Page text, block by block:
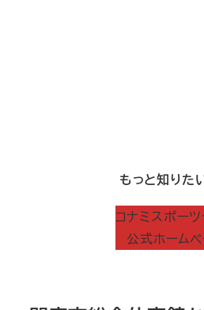
もっと知りた
コナミスポー
公式ホーム